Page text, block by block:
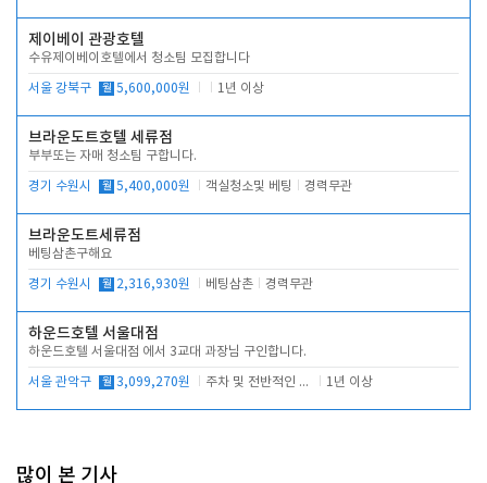
제이베이 관광호텔
수유제이베이호텔에서 청소팀 모집합니다
서울 강북구 월 5,600,000원 1년 이상
브라운도트호텔 세류점
부부또는 자매 청소팀 구합니다.
경기 수원시 월 5,400,000원 객실청소및 베팅 경력무관
브라운도트세류점
베팅삼촌구해요
경기 수원시 월 2,316,930원 베팅삼촌 경력무관
하운드호텔 서울대점
하운드호텔 서울대점 에서 3교대 과장님 구인합니다.
서울 관악구 월 3,099,270원 주차 및 전반적인 당번업무 1년 이상
많이 본 기사